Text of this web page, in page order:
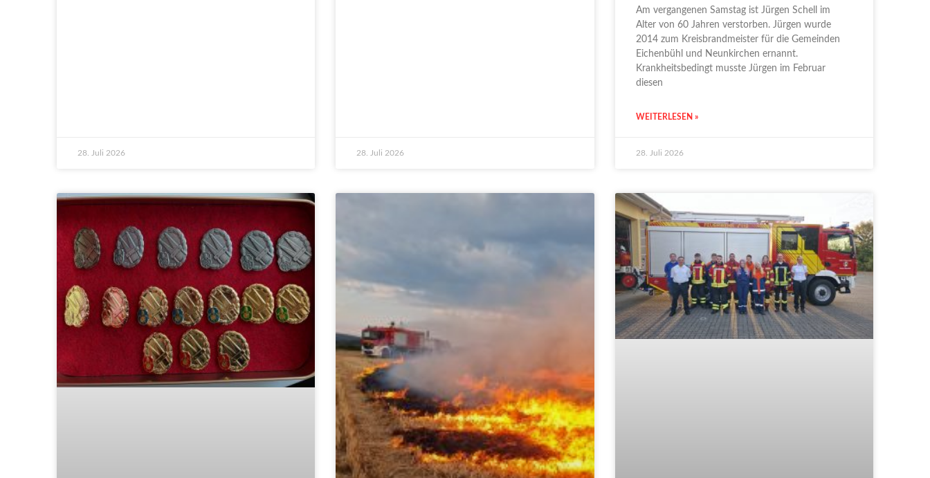
28. Juli 2026 28. Juli 2026
Am vergangenen Samstag ist Jürgen Schell im
Alter von 60 Jahren verstorben. Jürgen wurde
2014 zum Kreisbrandmeister für die Gemeinden
Eichenbühl und Neunkirchen ernannt.
Krankheitsbedingt musste Jürgen im Februar
diesen
WEITERLESEN »
28. Juli 2026